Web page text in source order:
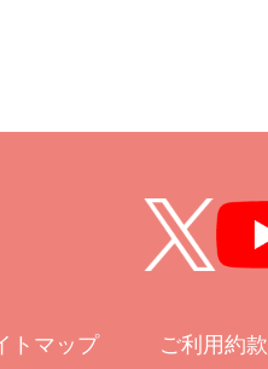
トマップ ご利用約款